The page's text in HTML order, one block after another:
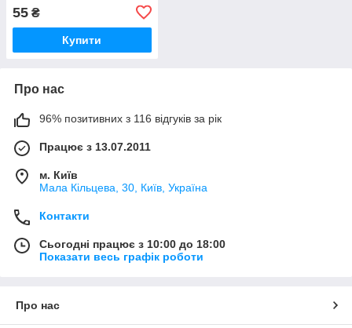
55 ₴
Купити
Про нас
96% позитивних з 116 відгуків за рік
Працює з 13.07.2011
м. Київ
Мала Кільцева, 30, Київ, Україна
Контакти
Сьогодні працює з 10:00 до 18:00
Показати весь графік роботи
Про нас